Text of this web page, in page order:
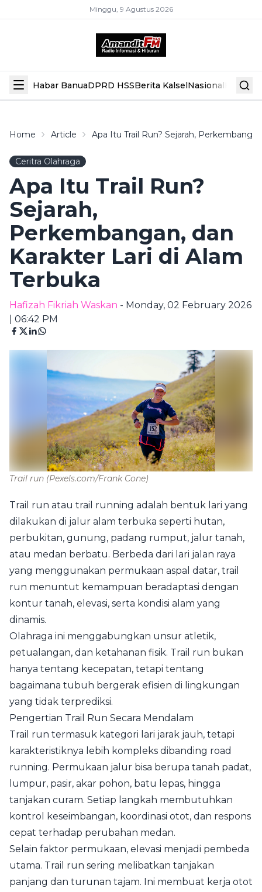
Minggu, 9 Agustus 2026
Habar BanuaDPRD HSSBerita KalselNasional Hiburan
Home Article Apa Itu Trail Run? Sejarah,
Ceritra Olahraga
Apa Itu Trail Run?
Sejarah,
Perkembangan, dan
Karakter Lari di Alam
Terbuka
Hafizah Fikriah Waskan - Monday, 02 February 2026
| 06:42 PM
Trail run (Pexels.com/Frank Cone)
Trail run atau trail running adalah bentuk lari yang
dilakukan di jalur alam terbuka seperti hutan,
perbukitan, gunung, padang rumput, jalur tanah,
atau medan berbatu. Berbeda dari lari jalan raya
yang menggunakan permukaan aspal datar, trail
run menuntut kemampuan beradaptasi dengan
kontur tanah, elevasi, serta kondisi alam yang
dinamis.
Olahraga ini menggabungkan unsur atletik,
petualangan, dan ketahanan fisik. Trail run bukan
hanya tentang kecepatan, tetapi tentang
bagaimana tubuh bergerak efisien di lingkungan
yang tidak terprediksi.
Pengertian Trail Run Secara Mendalam
Trail run termasuk kategori lari jarak jauh, tetapi
karakteristiknya lebih kompleks dibanding road
running. Permukaan jalur bisa berupa tanah padat,
lumpur, pasir, akar pohon, batu lepas, hingga
tanjakan curam. Setiap langkah membutuhkan
kontrol keseimbangan, koordinasi otot, dan respons
cepat terhadap perubahan medan.
Selain faktor permukaan, elevasi menjadi pembeda
utama. Trail run sering melibatkan tanjakan
panjang dan turunan tajam. Ini membuat kerja otot